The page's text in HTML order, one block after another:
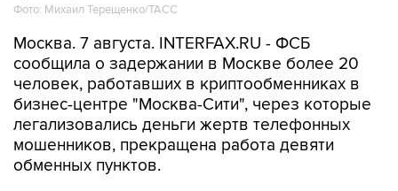
Фото: Михаил Терещенко/ТАСС
Москва. 7 августа. INTERFAX.RU - ФСБ
сообщила о задержании в Москве более 20
человек, работавших в криптообменниках в
бизнес-центре "Москва-Сити", через которые
легализовались деньги жертв телефонных
мошенников, прекращена работа девяти
обменных пунктов.